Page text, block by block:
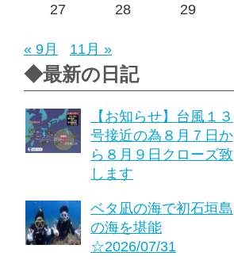
27
28 29
« 9月 11月 »
◆最新の日記
【お知らせ】台風１３
号接近の為８月７日か
ら８月９日クローズ致
します
ベタ凪の海で初石垣島
の海を堪能
☆2026/07/31